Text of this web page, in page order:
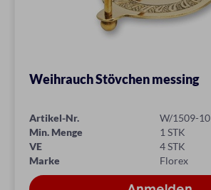
Weihrauch Stövchen messing
Artikel-Nr.
W/1509-10
Min. Menge
1 STK
VE
4 STK
Marke
Florex